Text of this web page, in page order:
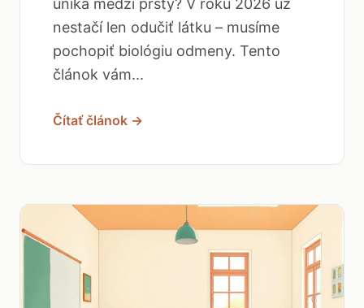
uniká medzi prsty? V roku 2026 už
nestačí len odučiť látku – musíme
pochopiť biológiu odmeny. Tento
článok vám...
Čítať článok →